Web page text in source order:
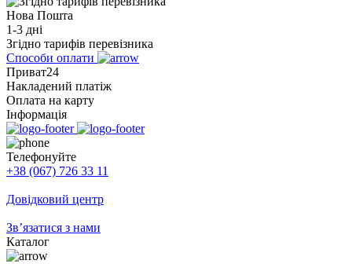
Нова Пошта
1-3 дні
Згідно тарифів перевізника
Способи оплати
Приват24
Накладений платіж
Оплата на карту
Інформація
Телефонуйте
+38 (067) 726 33 11
Довідковий центр
Зв’язатися з нами
Каталог